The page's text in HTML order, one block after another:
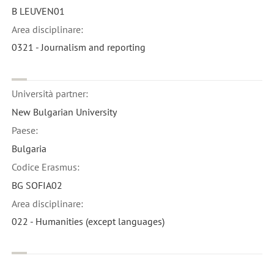
B LEUVEN01
Area disciplinare:
0321 - Journalism and reporting
Università partner:
New Bulgarian University
Paese:
Bulgaria
Codice Erasmus:
BG SOFIA02
Area disciplinare:
022 - Humanities (except languages)